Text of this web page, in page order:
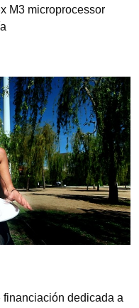
M3 microprocessor
financiación dedicada a